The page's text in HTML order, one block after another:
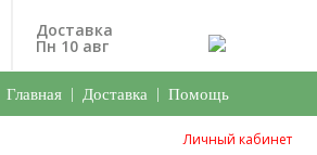
Доставка
Пн 10 авг
Главная Доставка Помощь
Личный кабинет